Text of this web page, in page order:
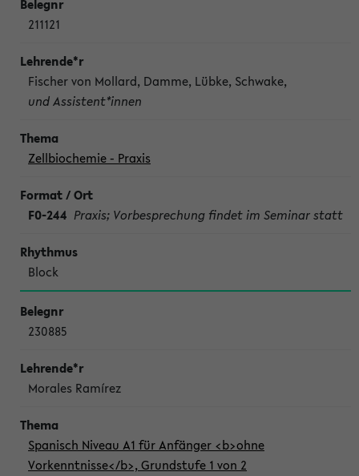
211121
Fischer von Mollard, Damme, Lübke, Schwake,
und Assistent*innen
Zellbiochemie - Praxis
F0-244 Praxis; Vorbesprechung findet im Seminar statt
Block
230885
Morales Ramírez
Spanisch Niveau A1 für Anfänger <b>ohne
Vorkenntnisse</b>, Grundstufe 1 von 2